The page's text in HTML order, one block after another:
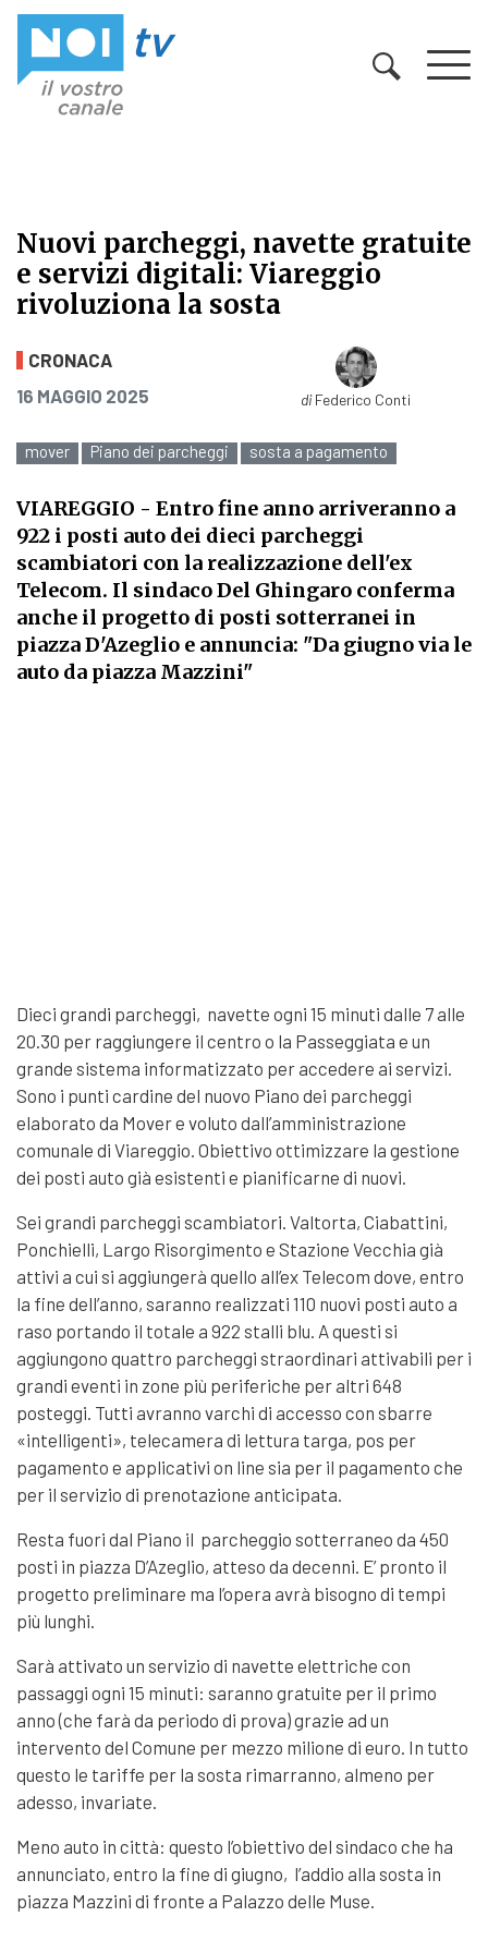
Nuovi parcheggi, navette gratuite
e servizi digitali: Viareggio
rivoluziona la sosta
Nuovi parcheggi, navette
CRONACA
PUBBLICATO IL
16 MAGGIO 2025 diFederico Conti
mover Piano dei parcheggi sosta a pagamento
VIAREGGIO - Entro fine anno arriveranno a
922 i posti auto dei dieci parcheggi
scambiatori con la realizzazione dell'ex
Telecom. Il sindaco Del Ghingaro conferma
anche il progetto di posti sotterranei in
piazza D'Azeglio e annuncia: "Da giugno via le
auto da piazza Mazzini"
Dieci grandi parcheggi, navette ogni 15 minuti dalle 7 alle
20.30 per raggiungere il centro o la Passeggiata e un
grande sistema informatizzato per accedere ai servizi.
Sono i punti cardine del nuovo Piano dei parcheggi
elaborato da Mover e voluto dall’amministrazione
comunale di Viareggio. Obiettivo ottimizzare la gestione
dei posti auto già esistenti e pianificarne di nuovi.
Sei grandi parcheggi scambiatori. Valtorta, Ciabattini,
Ponchielli, Largo Risorgimento e Stazione Vecchia già
attivi a cui si aggiungerà quello all’ex Telecom dove, entro
la fine dell’anno, saranno realizzati 110 nuovi posti auto a
raso portando il totale a 922 stalli blu. A questi si
aggiungono quattro parcheggi straordinari attivabili per i
grandi eventi in zone più periferiche per altri 648
posteggi. Tutti avranno varchi di accesso con sbarre
«intelligenti», telecamera di lettura targa, pos per
pagamento e applicativi on line sia per il pagamento che
per il servizio di prenotazione anticipata.
Resta fuori dal Piano il parcheggio sotterraneo da 450
posti in piazza D’Azeglio, atteso da decenni. E’ pronto il
progetto preliminare ma l’opera avrà bisogno di tempi
più lunghi.
Sarà attivato un servizio di navette elettriche con
passaggi ogni 15 minuti: saranno gratuite per il primo
anno (che farà da periodo di prova) grazie ad un
intervento del Comune per mezzo milione di euro. In tutto
questo le tariffe per la sosta rimarranno, almeno per
adesso, invariate.
Meno auto in città: questo l’obiettivo del sindaco che ha
annunciato, entro la fine di giugno, l’addio alla sosta in
piazza Mazzini di fronte a Palazzo delle Muse.